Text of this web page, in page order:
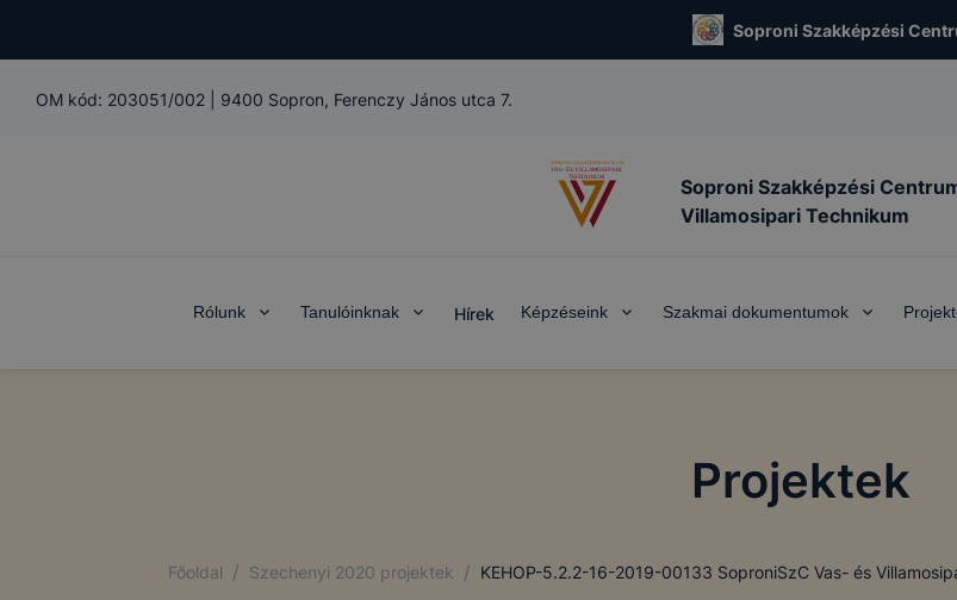
Soproni Szakképzési
OM kód: 203051/002 9400 Sopron, Ferenczy János utca 7.
Soproni Szakképzési
Villamosipari Technikum
Rólunk Tanulóinknak Hírek Képzéseink Szakmai dokumentumok
Projektek
Főoldal / Szechenyi 2020 projektek / KEHOP-5.2.2-16-2019-00133 SoproniSzC Vas- és